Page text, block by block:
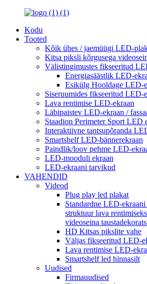
Kodu
Tooted
Kõik ühes / jaemüügi LED-
Kitsa piksli kõrgusega
Välistingimustes fikseeritud
Energiasäästlik LED-
Esikülg Hooldage LED-
Siseruumides fikseeritud LED-
Lava rentimise LED-ekraan
Läbipaistev LED-ekraan /
Staadion Perimeter Sport LED
Interaktiivne tantsupõranda
Smartshelf LED-bännerekraan
Paindlik/loov pehme LED-
LED-mooduli ekraan
LED-ekraani tarvikud
VAHENDID
Videod
Plug play led plakat
Standardne LED-
struktuur lava
videoseina
HD Kitsas pikslite vahe
Väljas fikseeritud LED-
Lava rentimise LED-
Smartshelf led hinnasilt
Uudised
Firmauudised